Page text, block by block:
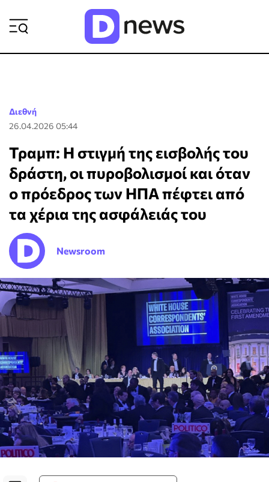
Διεθνή
26.04.2026 05:44
Τραμπ: Η στιγμή της εισβολής του
δράστη, οι πυροβολισμοί και όταν
ο πρόεδρος των ΗΠΑ πέφτει από
τα χέρια της ασφάλειάς του
Newsroom